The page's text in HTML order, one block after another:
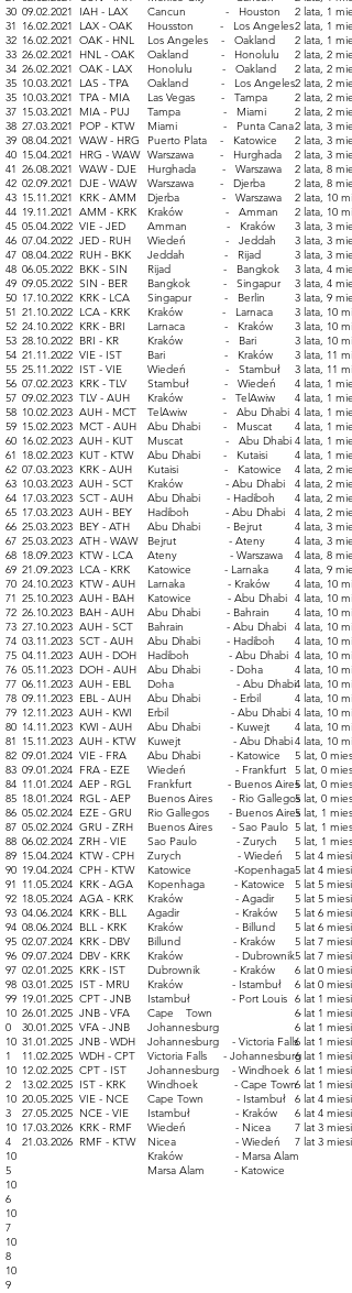
30
31
32
33
34
35
35
37
38
39
40
41
42
43
44
45
46
47
48
49
50
51
52
53
54
55
56
57
58
59
60
61
62
63
64
65
66
67
68
69
70
71
72
73
74
75
76
77
78
79
80
81
82
83
84
85
86
87
88
89
90
91
92
93
94
95
96
97
98
99
10
0
10
1
10
2
10
3
10
4
10
5
10
6
10
7
10
8
10
9
09.02.2021
16.02.2021
16.02.2021
26.02.2021
26.02.2021
10.03.2021
10.03.2021
15.03.2021
27.03.2021
08.04.2021
15.04.2021
26.08.2021
02.09.2021
15.11.2021
19.11.2021
05.04.2022
07.04.2022
08.04.2022
06.05.2022
09.05.2022
17.10.2022
21.10.2022
24.10.2022
28.10.2022
21.11.2022
25.11.2022
07.02.2023
09.02.2023
10.02.2023
15.02.2023
16.02.2023
18.02.2023
07.03.2023
10.03.2023
17.03.2023
17.03.2023
25.03.2023
25.03.2023
18.09.2023
21.09.2023
24.10.2023
25.10.2023
26.10.2023
27.10.2023
03.11.2023
04.11.2023
05.11.2023
06.11.2023
09.11.2023
12.11.2023
14.11.2023
15.11.2023
09.01.2024
09.01.2024
11.01.2024
18.01.2024
05.02.2024
05.02.2024
06.02.2024
15.04.2024
19.04.2024
11.05.2024
18.05.2024
04.06.2024
08.06.2024
02.07.2024
09.07.2024
02.01.2025
03.01.2025
19.01.2025
26.01.2025
30.01.2025
31.01.2025
11.02.2025
12.02.2025
13.02.2025
20.05.2025
27.05.2025
17.03.2026
21.03.2026
IAH - LAX
LAX - OAK
OAK - HNL
HNL - OAK
OAK - LAX
LAS - TPA
TPA - MIA
MIA - PUJ
POP - KTW
WAW - HRG
HRG - WAW
WAW - DJE
DJE - WAW
KRK - AMM
AMM - KRK
VIE - JED
JED - RUH
RUH - BKK
BKK - SIN
SIN - BER
KRK - LCA
LCA - KRK
KRK - BRI
BRI - KR
VIE - IST
IST - VIE
KRK - TLV
TLV - AUH
AUH - MCT
MCT - AUH
AUH - KUT
KUT - KTW
KRK - AUH
AUH - SCT
SCT - AUH
AUH - BEY
BEY - ATH
ATH - WAW
KTW - LCA
LCA - KRK
KTW - AUH
AUH - BAH
BAH - AUH
AUH - SCT
SCT - AUH
AUH - DOH
DOH - AUH
AUH - EBL
EBL - AUH
AUH - KWI
KWI - AUH
AUH - KTW
VIE - FRA
FRA - EZE
AEP - RGL
RGL - AEP
EZE - GRU
GRU - ZRH
ZRH - VIE
KTW - CPH
CPH - KTW
KRK - AGA
AGA - KRK
KRK - BLL
BLL - KRK
KRK - DBV
DBV - KRK
KRK - IST
IST - MRU
CPT - JNB
JNB - VFA
VFA - JNB
JNB - WDH
WDH - CPT
CPT - IST
IST - KRK
VIE - NCE​
NCE - VIE
KRK - RMF
RMF - KTW
Cancun - Houston
Housston - Los Angeles
Los Angeles - Oakland
Oakland - Honolulu
Honolulu - Oakland
Oakland - Los Angeles
Las Vegas - Tampa
Tampa - Miami
Miami - Punta Cana
Puerto Plata - Katowice
Warszawa - Hurghada
Hurghada - Warszawa
Warszawa - Djerba
Djerba - Warszawa
Kraków - Amman
Amman - Kraków
Wiedeń - Jeddah
Jeddah - Rijad
Rijad - Bangkok
Bangkok - Singapur
Singapur - Berlin
Kraków - Larnaca
Larnaca - Kraków
Kraków - Bari
Bari - Kraków
Wiedeń - Stambuł
Stambuł - Wiedeń
Kraków - TelAwiw
TelAwiw - Abu Dhabi
Abu Dhabi - Muscat
Muscat - Abu Dhabi
Abu Dhabi - Kutaisi
Kutaisi - Katowice
Kraków - Abu Dhabi
Abu Dhabi - Hadiboh
Hadiboh - Abu Dhabi
Abu Dhabi - Bejrut
Bejrut - Ateny
Ateny - Warszawa
Katowice - Larnaka
Larnaka - Kraków
Katowice - Abu Dhabi
Abu Dhabi - Bahrain
Bahrain - Abu Dhabi
Abu Dhabi - Hadiboh
Hadiboh - Abu Dhabi
Abu Dhabi - Doha
Doha - Abu Dhabi
Abu Dhabi - Erbil
Erbil - Abu Dhabi
Abu Dhabi - Kuwejt
Kuwejt - Abu Dhabi
Abu Dhabi - Katowice
Wiedeń - Frankfurt
Frankfurt - Buenos Aires
Buenos Aires - Rio Gallegos
Rio Gallegos - Buenos Aires
Buenos Aires - Sao Paulo
Sao Paulo - Zurych
Zurych - Wiedeń
Katowice -Kopenhaga
Kopenhaga - Katowice
Kraków - Agadir
Agadir - Kraków
Kraków - Billund
Billund - Kraków
Kraków - Dubrownik
Dubrownik - Kraków
Kraków - Istambuł
Istambuł - Port Louis
Cape Town -
Johannesburg
Johannesburg - Victoria Falls
Victoria Falls - Johannesburg
Johannesburg - Windhoek
Windhoek - Cape Town
Cape Town - Istambuł
Istambuł - Kraków
Wiedeń - Nicea
Nicea - Wiedeń
Kraków - Marsa Alam
Marsa Alam - Katowice
2 lata, 1
2 lata, 1
2 lata, 1
2 lata, 2
2 lata, 2
2 lata, 2
2 lata, 2
2 lata, 2
2 lata, 3
2 lata, 3
2 lata, 3
2 lata, 8
2 lata, 8
2 lata, 10
2 lata, 10
3 lata, 3
3 lata, 3
3 lata, 3
3 lata, 4
3 lata, 4
3 lata, 9
3 lata, 10
3 lata, 10
3 lata, 10
3 lata, 11
3 lata, 11
4 lata, 1
4 lata, 1
4 lata, 1
4 lata, 1
4 lata, 1
4 lata, 1
4 lata, 2
4 lata, 2
4 lata, 2
4 lata, 2
4 lata, 3
4 lata, 3
4 lata, 8
4 lata, 9
4 lata, 10
4 lata, 10
4 lata, 10
4 lata, 10
4 lata, 10
4 lata, 10
4 lata, 10
4 lata, 10
4 lata, 10
4 lata, 10
4 lata, 10
4 lata, 10
5 lat, 0
5 lat, 0
5 lat, 0
5 lat, 0
5 lat, 1
5 lat, 1
5 lat, 1
5 lat 4
5 lat 4
5 lat 5
5 lat 5
5 lat 6
5 lat 6
5 lat 7
5 lat 7
6 lat 0
6 lat 0
6 lat 1
6 lat 1
6 lat 1
6 lat 1
6 lat 1
6 lat 1
6 lat 1
6 lat 4
6 lat 4
7 lat 3
7 lat 3